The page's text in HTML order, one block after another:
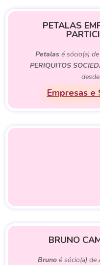
PETALAS
Petalas é sócio(a) de
PERIQUITOS
desde
Empresas e
BRUNO
Bruno é sócio(a) de